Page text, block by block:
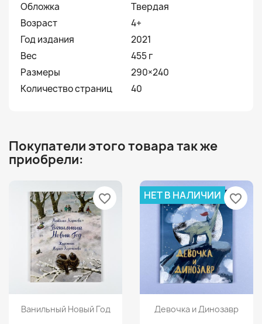
Обложка
Твердая
Возраст
4+
Год издания
2021
Вес
455 г
Размеры
290×240
Количество страниц
40
Покупатели этого товара так же
приобрели:
Просмотр
Ванильный Новый Год
favorite_border
Просмотр
Девочка и Динозавр
НЕТ В НАЛИЧИИ favorite_border